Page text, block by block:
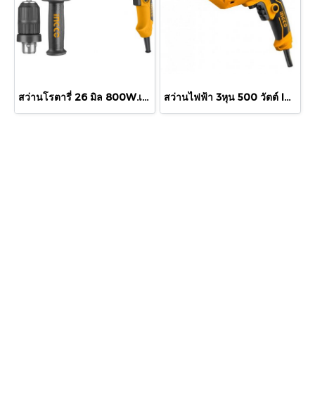
สว่านโรตารี่ 26 มิล 800W.เปลี่ยนหัวได้ INGCO สว่านไฟฟ้า 3หุน 500 วัตต์ INGCO